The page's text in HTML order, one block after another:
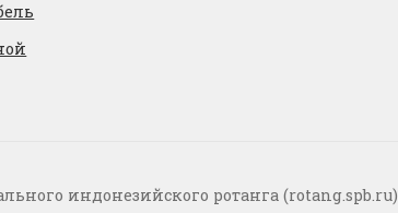
индонезийского ротанга (rotang.spb.ru)